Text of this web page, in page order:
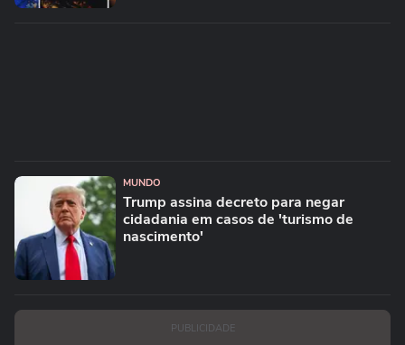
MUNDO
Trump assina decreto para negar
cidadania em casos de 'turismo de
nascimento'
PUBLICIDADE